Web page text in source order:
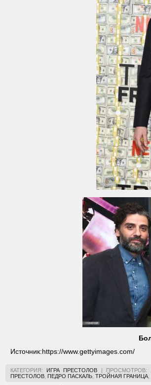
Источник:https://www.gettyimages.com/
КАТЕГОРИЯ: ИГРА ПРЕСТОЛОВ | ПРОСМОТРОВ:
ПРЕСТОЛОВ ПЕДРО ПАСКАЛЬ ТРОЙНАЯ ГРАНИЦА